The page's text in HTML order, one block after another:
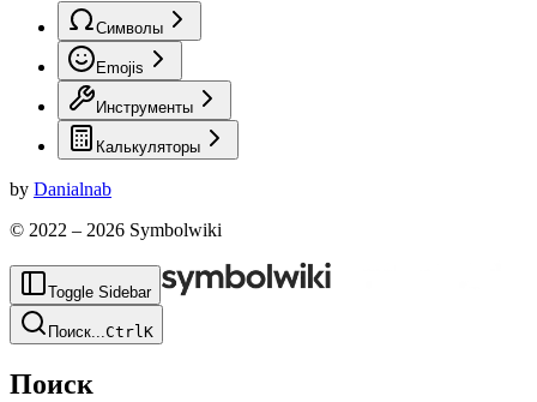
Символы
Emojis
Инструменты
Калькуляторы
by Danialnab
© 2022 – 2026 Symbolwiki
Toggle Sidebar
Поиск...CtrlK
Поиск